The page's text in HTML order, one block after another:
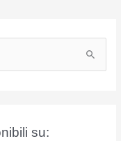
su: